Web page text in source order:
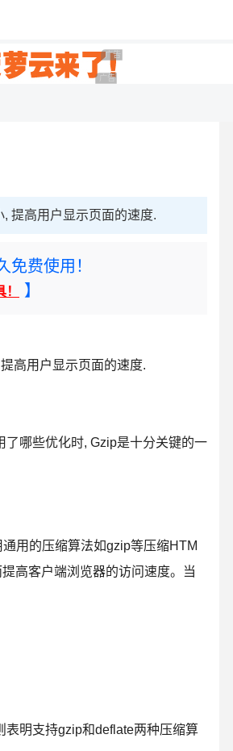
广告 商业广告，理性选择
广告 商业广告，理性选择
提高用户显示页面的速度.
费使用！
】
高用户显示页面的速度.
哪些优化时, Gzip是十分关键的一
用的压缩算法如gzip等压缩HTM
高客户端浏览器的访问速度。当
明支持gzip和deflate两种压缩算